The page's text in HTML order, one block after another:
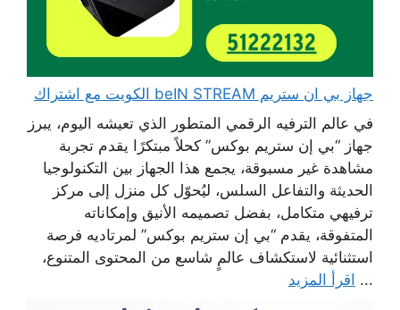
جهاز بي ان ستريم beIN STREAM الكويت مع اشتراك
في عالم الترفيه الرقمي المتطور الذي تعيشه اليوم، يبرز
جهاز “بي إن ستريم بوكس” كحلاً مبتكرًا يقدم تجربة
مشاهدة غير مسبوقة، يجمع هذا الجهاز بين التكنولوجيا
الحديثة والتفاعل السلس، ليُحوّل كل منزل إلى مركز
ترفيهي متكامل، بفضل تصميمه الأنيق وإمكاناته
المتفوقة، يقدم “بي إن ستريم بوكس” لمرتاديه فرصة
استثنائية لاستكشاف عالمٍ شاسع من المحتوى المتنوع،
... اقرأ المزيد